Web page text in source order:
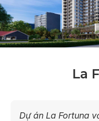
La
Dự án La Fortuna